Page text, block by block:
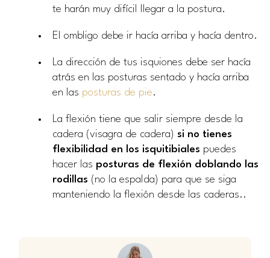
te harán muy difícil llegar a la postura.
El ombligo debe ir hacía arriba y hacía dentro.
La dirección de tus isquiones debe ser hacía
atrás en las posturas sentado y hacía arriba
en las posturas de pie.
La flexión tiene que salir siempre desde la
cadera (visagra de cadera) si no tienes
flexibilidad en los isquitibiales puedes
hacer las posturas de flexión doblando las
rodillas (no la espalda) para que se siga
manteniendo la flexión desde las caderas..